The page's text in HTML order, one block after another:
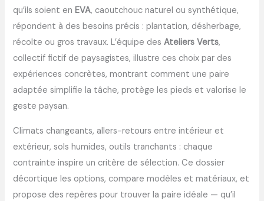
qu’ils soient enEVA, caoutchouc naturel ou synthétique,
répondent à des besoins précis : plantation, désherbage,
récolte ou gros travaux. L’équipe desAteliers Verts,
collectif fictif de paysagistes, illustre ces choix par des
expériences concrètes, montrant comment une paire
adaptée simplifie la tâche, protège les pieds et valorise le
geste paysan.
Climats changeants, allers-retours entre intérieur et
extérieur, sols humides, outils tranchants : chaque
contrainte inspire un critère de sélection. Ce dossier
décortique les options, compare modèles et matériaux, et
propose des repères pour trouver la paire idéale — qu’il